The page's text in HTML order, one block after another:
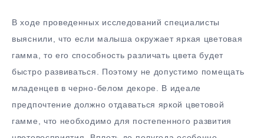
В ходе проведенных исследований специалисты
выяснили, что если малыша окружает яркая цветовая
гамма, то его способность различать цвета будет
быстро развиваться. Поэтому не допустимо помещать
младенцев в черно-белом декоре. В идеале
предпочтение должно отдаваться яркой цветовой
гамме, что необходимо для постепенного развития